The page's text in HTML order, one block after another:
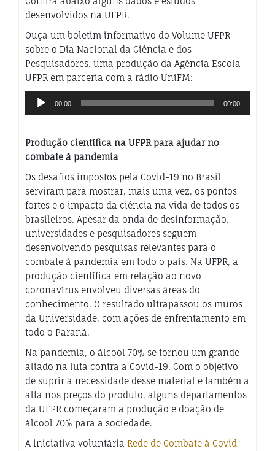
desenvolvidos na UFPR.
Ouça um boletim informativo do Volume UFPR
sobre o Dia Nacional da Ciência e dos
Pesquisadores, uma produção da Agência Escola
UFPR em parceria com a rádio UniFM:
Tocador
00:00 00:00
Produção científica na UFPR para ajudar no
combate à pandemia
Os desafios impostos pela Covid-19 no Brasil
serviram para mostrar, mais uma vez, os pontos
fortes e o impacto da ciência na vida de todos os
brasileiros. Apesar da onda de desinformação,
universidades e pesquisadores seguem
desenvolvendo pesquisas relevantes para o
combate à pandemia em todo o país. Na UFPR, a
produção científica em relação ao novo
coronavírus envolveu diversas áreas do
conhecimento. O resultado ultrapassou os muros
da Universidade, com ações de enfrentamento em
todo o Paraná.
Na pandemia, o álcool 70% se tornou um grande
aliado na luta contra a Covid-19. Com o objetivo
de suprir a necessidade desse material e também a
alta nos preços do produto, alguns departamentos
da UFPR começaram a produção e doação de
álcool 70% para a sociedade.
A iniciativa voluntária Rede de Combate à Covid-